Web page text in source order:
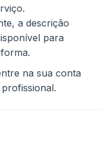
a descrição
para
na sua conta